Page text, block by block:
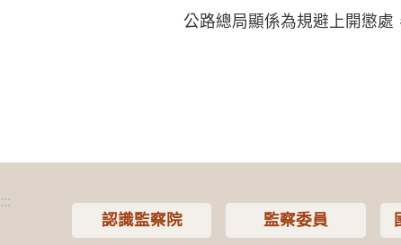
公路總局顯係為規避上開懲處
:::
認識監察院 監察委員